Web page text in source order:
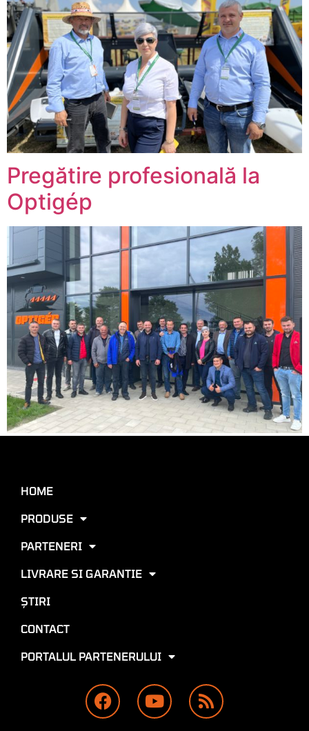
Pregătire profesională la
Optigép
HOME
PRODUSE
PARTENERI
LIVRARE SI GARANTIE
ŞTIRI
CONTACT
PORTALUL PARTENERULUI